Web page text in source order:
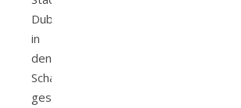
Dubai
in
den
Schatten
gestellt.